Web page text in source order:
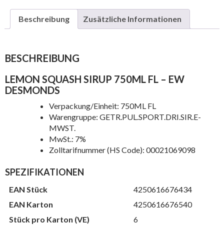
Beschreibung Zusätzliche Informationen
BESCHREIBUNG
LEMON SQUASH SIRUP 750ML FL – EW
DESMONDS
Verpackung/Einheit: 750ML FL
Warengruppe: GETR.PUL.SPORT.DRI.SIR.E-
MWST.
MwSt.: 7%
Zolltarifnummer (HS Code): 00021069098
SPEZIFIKATIONEN
EAN Stück
4250616676434
EAN Karton
4250616676540
Stück pro Karton (VE)
6